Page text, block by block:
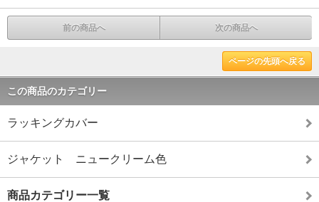
前の商品へ 次の商品へ
ページの先頭へ戻る
この商品のカテゴリー
ラッキングカバー
ジャケット ニュークリーム色
商品カテゴリー一覧